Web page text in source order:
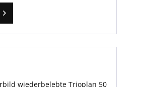
wiederbelebte Trioplan 50